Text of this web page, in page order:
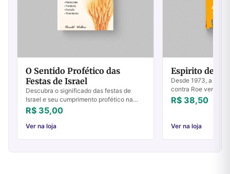
O Sentido Profético das
Festas de Israel
Descubra o significado das festas de
Israel e seu cumprimento profético na
história e na Igreja. Entenda os sinais e
fortaleça sua fé hoje.
R$ 35,00
Ver na loja
Espirito de
Desde 1973, a
contra Roe versus
Suprema Corte dos
aborto sob
R$ 38,50
Ver na loja